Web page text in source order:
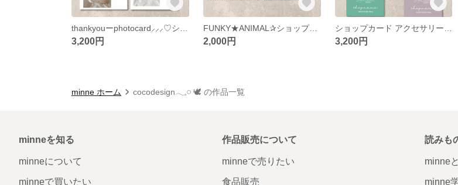
3,200円
FUNKY★ANIMAL✰︎ショップカード アクセサリー台紙 名刺
2,000円 3,200円
minne ホーム cocodesign𓂃𓈒𓏸︎︎︎︎ 🕊 の作品一覧
minneを知る
minneについて
minneで買いたい
作品販売について
minneで売りたい
食品販売
読みも
minne
minne